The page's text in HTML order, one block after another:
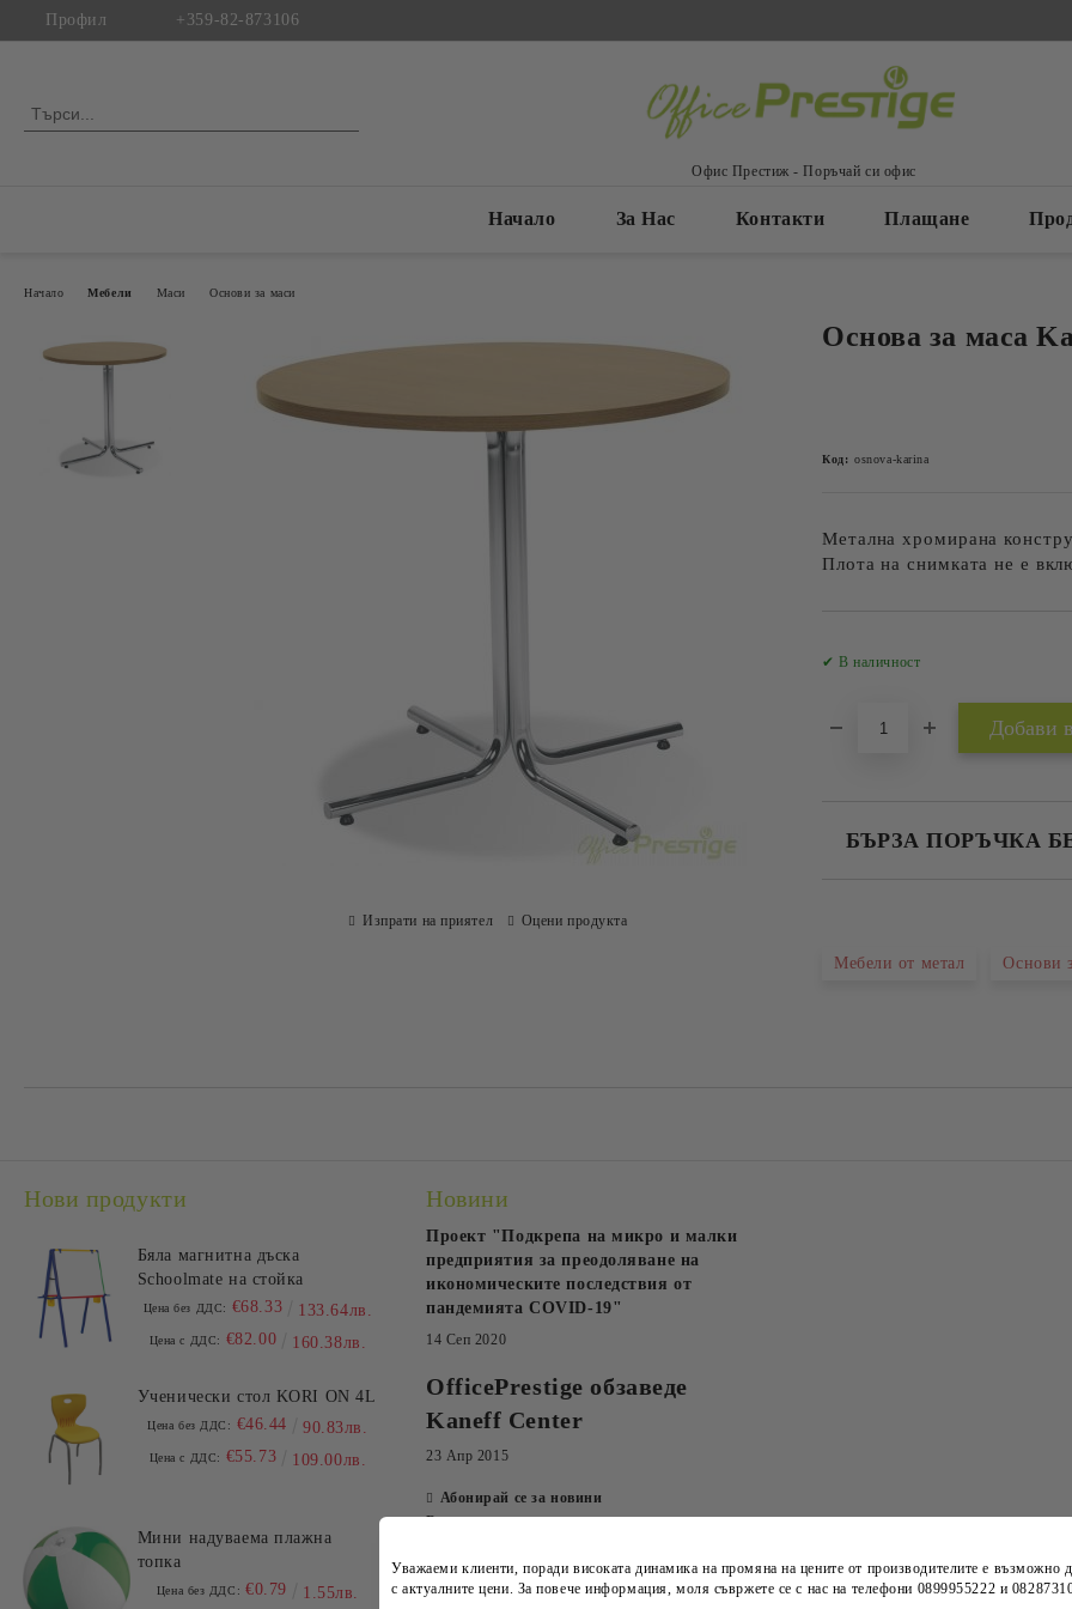
Профил +359-82-873106
Офис Престиж - Поръчай си офис
Начало За Нас Контакти Плащане
Начало Mебели Маси Основи за маси
Основа за маса
Код: osnova-karina
Метална хромирана
Плота на снимката не е
✔ В наличност
БЪРЗА ПОРЪЧКА
Съгласен съм с
Мебели от метал Основи
Изпрати на приятел Оцени продукта
Нови продукти
Бяла магнитна дъска
Schoolmate на стойка
Цена без ДДС: €68.33 133.64лв.
Цена с ДДС: €82.00 160.38лв.
Ученически стол KORI ON 4L
Цена без ДДС: €46.44 90.83лв.
Цена с ДДС: €55.73 109.00лв.
Мини надуваема плажна
топка
Цена без ДДС: €0.79 1.55лв.
Новини
Проект "Подкрепа на микро и малки
предприятия за преодоляване на
икономическите последствия от
пандемията COVID-19"
14 Сеп 2020
OfficePrestige обзаведе
Kaneff Center
23 Апр 2015
Абонирай се за новини
Виж всички
Уважаеми клиенти, поради високата динамика на промяна на цените от производителите е възможно
сактуалните цени. За повече информация, моля съвржете се с нас на телефони 0899955222 и